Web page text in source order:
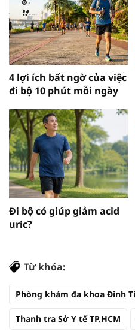
4 lợi ích bất ngờ của việc
đi bộ 10 phút mỗi ngày
Đi bộ có giúp giảm acid
uric?
Từ khóa:
Phòng khám đa khoa Đinh
Thanh tra Sở Y tế TP.HCM